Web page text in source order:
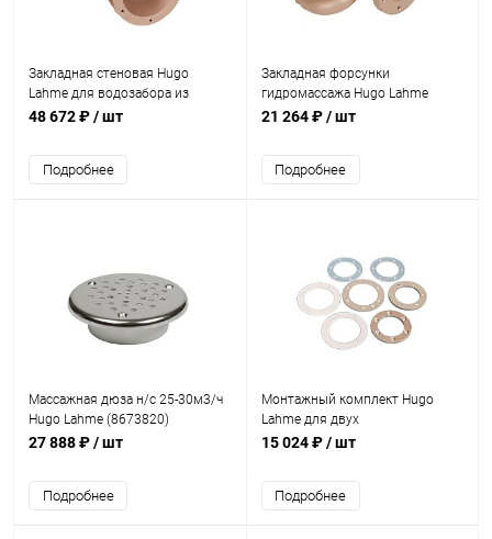
Закладная стеновая Hugo
Lahme для водозабора из
бронзы до 16м3/ч (8641050)
48 672 ₽/ шт
Подробнее
Закладная форсунки
гидромассажа Hugo Lahme
FitStar Standard MINI 80мм
21 264 ₽/ шт
Подробнее
Массажная дюза н/с 25-30м3/ч
Hugo Lahme (8673820)
27 888 ₽/ шт
Подробнее
Монтажный комплект Hugo
Lahme для двух
гидромассажных форсунок
15 024 ₽/ шт
Подробнее